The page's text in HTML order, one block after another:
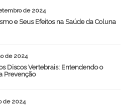
de 2024
e Seus Efeitos na Saúde da Coluna
de 2024
Discos Vertebrais: Entendendo o
Prevenção
de 2024